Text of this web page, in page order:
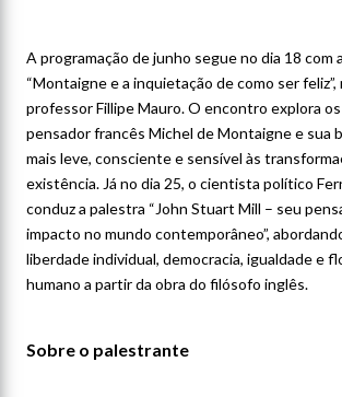
A programação de junho segue no dia 18 com
“Montaigne e a inquietação de como ser
professor Fillipe Mauro. O encontro explora os
pensador francês Michel de Montaigne e sua
mais leve, consciente e sensível às
existência. Já no dia 25, o cientista político
conduz a palestra “John Stuart Mill – seu
impacto no mundo contemporâneo”,
liberdade individual, democracia, igualdade e
humano a partir da obra do filósofo inglês.
Sobre o palestrante